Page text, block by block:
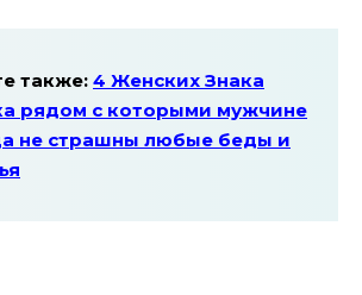
также: 4 Женских Знака
рядом с которыми мужчине
не страшны любые беды и